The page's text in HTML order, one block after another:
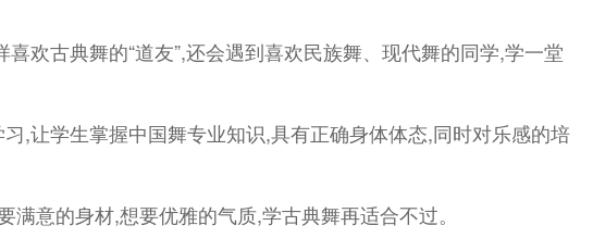
欢古典舞的“道友”,还会遇到喜欢民族舞、现代舞的同学,学一堂
,让学生掌握中国舞专业知识,具有正确身体体态,同时对乐感的培
意的身材,想要优雅的气质,学古典舞再适合不过。